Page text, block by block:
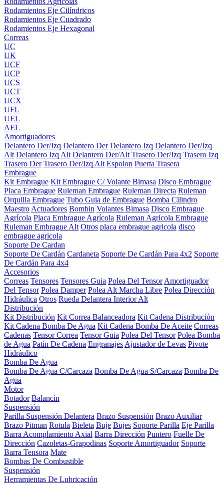
Rodamientos Eje Cilíndricos
Rodamientos Eje Cuadrado
Rodamientos Eje Hexagonal
Correas
UC
UK
UCF
UCP
UCS
UCT
UCX
UFL
UEL
AEL
Amortiguadores
Delantero Der/Izq Delantero Der Delantero Izq Delantero Der/Izq
Alt Delantero Izq Alt Delantero Der/Alt Trasero Der/Izq Trasero Izq
Trasero Der Trasero Der/Izq Alt Espolon Puerta Trasera
Embrague
Kit Embrague Kit Embrague C/ Volante Bimasa Disco Embrague
Placa Embrague Ruleman Embrague Ruleman Directa Ruleman
Orquilla Embrague Tubo Guia de Embrague Bomba Cilindro
Maestro Actuadores Bombin Volantes Bimasa Disco Embrague
Agrícola Placa Embrague Agrícola Ruleman Agricola Embrague
Ruleman Embrague Alt Otros placa embrague agricola disco
embrague agricola
Soporte De Cardan
Soporte De Cardán Cardaneta Soporte De Cardán Para 4x2 Soporte
De Cardán Para 4x4
Accesorios
Correas Tensores Tensores Guia Polea Del Tensor Amortiguador
Del Tensor Polea Damper Polea Alt Marcha Libre Polea Dirección
Hidráulica Otros Rueda Delantera Interior Alt
Distribución
Kit Distribución Kit Correa Balanceadora Kit Cadena Distribución
Kit Cadena Bomba De Agua Kit Cadena Bomba De Aceite Correas
Cadenas Tensor Correa Tensor Guia Polea Del Tensor Polea Bomba
de Agua Patín De Cadena Engranajes Ajustador de Levas Pivote
Hidráulico
Bomba De Agua
Bomba De Agua C/Carcaza Bomba De Agua S/Carcaza Bomba De
Agua
Motor
Botador Balancín
Suspensión
Parilla Suspensión Delantera Brazo Suspensión Brazo Auxiliar
Brazo Pitman Rotula Bieleta Buje Bujes Soporte Parilla Eje Parilla
Barra Acomplamiento Axial Barra Dirección Puntero Fuelle De
Dirección Cazoletas-Grapodinas Soporte Amortiguador Soporte
Barra Tensora Mate
Bombas De Combustible
Suspensión
Herramientas De Lubricación